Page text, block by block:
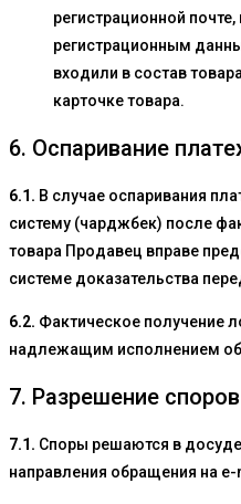
регистрационной
регистрационным
входили в состав
карточке товара.
6. Оспаривание
6.1. В случае оспаривания
систему (чарджбек) после
товара Продавец вправе
системе доказательства
6.2. Фактическое получение
надлежащим исполнением
7. Разрешение споров
7.1. Споры решаются в
направления обращения на e-